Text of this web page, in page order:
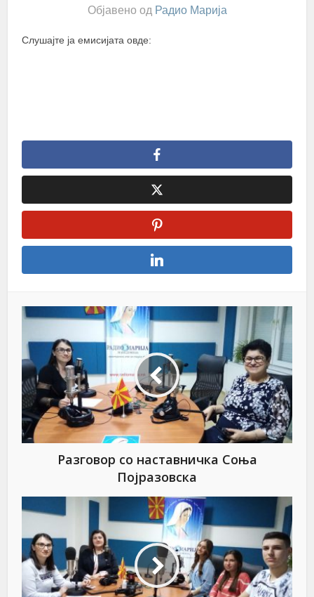
Објавено од Радио Марија
Слушајте ја емисијата овде:
Разговор со наставничка Соња
Појразовска